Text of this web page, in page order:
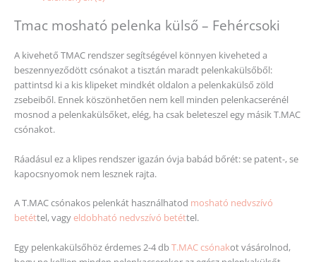
Tmac mosható pelenka külső – Fehércsoki
A kivehető TMAC rendszer segítségével könnyen kiveheted a
beszennyeződött csónakot a tisztán maradt pelenkakülsőből:
pattintsd ki a kis klipeket mindkét oldalon a pelenkakülső zöld
zsebeiből. Ennek köszönhetően nem kell minden pelenkacserénél
mosnod a pelenkakülsőket, elég, ha csak beleteszel egy másik T.MAC
csónakot.
Ráadásul ez a klipes rendszer igazán óvja babád bőrét: se patent-, se
kapocsnyomok nem lesznek rajta.
A T.MAC csónakos pelenkát használhatod mosható nedvszívó
betéttel, vagyeldobható nedvszívó betéttel.
Egy pelenkakülsőhöz érdemes 2-4 dbT.MAC csónakot vásárolnod,